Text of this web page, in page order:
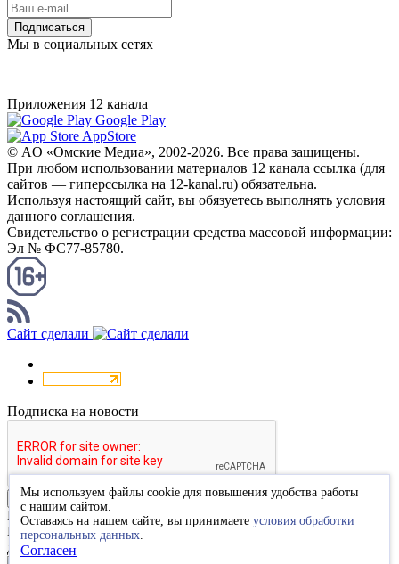
Подписаться
Мы в социальных сетях
Приложения 12 канала
Google Play
AppStore
© AO «Омские Медиа», 2002-2026. Все права защищены.
При любом использовании материалов 12 канала ссылка (для
сайтов — гиперссылка на 12-kanal.ru) обязательна.
Используя настоящий сайт, вы обязуетесь выполнять условия
данного соглашения.
Свидетельство о регистрации средства массовой информации:
Эл № ФС77-85780.
Сайт сделали
Подписка на новости
Подписаться
Благодарим за подписку
Пожалуйста, перейдите по ссылке в высланном вам письме
для подтверждения подписки.
Мы используем файлы cookie для повышения удобства работы
с нашим сайтом.
Оставаясь на нашем сайте, вы принимаете условия обработки
персональных данных.
Согласен